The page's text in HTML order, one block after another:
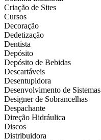
Criação de Sites
Cursos
Decoração
Dedetização
Dentista
Depósito
Depósito de Bebidas
Descartáveis
Desentupidora
Desenvolvimento de Sistemas
Designer de Sobrancelhas
Despachante
Direção Hidráulica
Discos
Distribuidora